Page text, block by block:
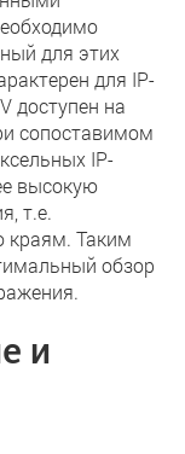
для этих
для IP-
доступен на
сопоставимом
IP-
высокую
т.е.
краям. Таким
обзор
и